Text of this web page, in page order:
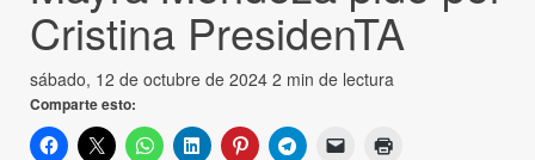
Cristina PresidenTA
sábado, 12 de octubre de 2024 2 min de lectura
Comparte esto: